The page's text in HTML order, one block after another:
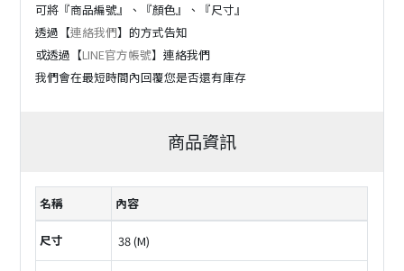
可將『商品編號』、『顏色』、『尺寸』
透過【連絡我們】的方式告知
或透過【LINE官方帳號】連絡我們
我們會在最短時間內回覆您是否還有庫存
商品資訊
名稱 內容
尺寸 38 (M)